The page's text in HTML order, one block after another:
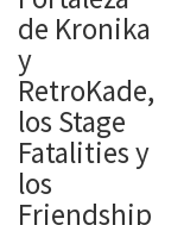
de Kronika
y
RetroKade,
los Stage
Fatalities y
los
Friendship